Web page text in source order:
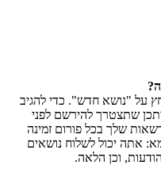
על "נושא חדש". כדי להגיב
שתצטרך להירשם לפני
שלך בכל פורום זמינה
אתה יכול לשלוח נושאים
וכן הלאה.